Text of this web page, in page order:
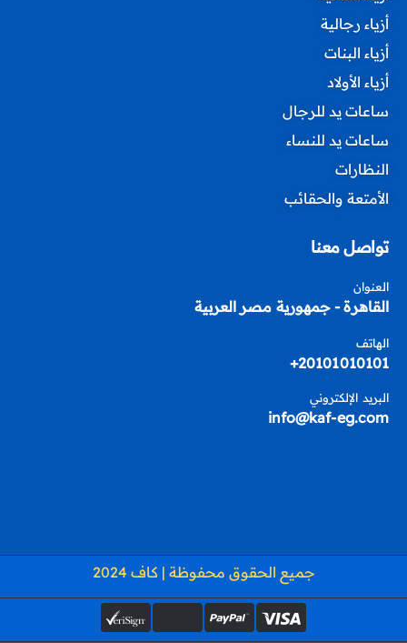
أزياء رجالية
أزياء البنات
أزياء الأولاد
ساعات يد للرجال
ساعات يد للنساء
النظارات
الأمتعة والحقائب
تواصل معنا
العنوان
القاهرة - جمهورية مصر العربية
الهاتف
20101010101+
البريد الإلكتروني
info@kaf-eg.com
جميع الحقوق محفوظة | كاف 2024